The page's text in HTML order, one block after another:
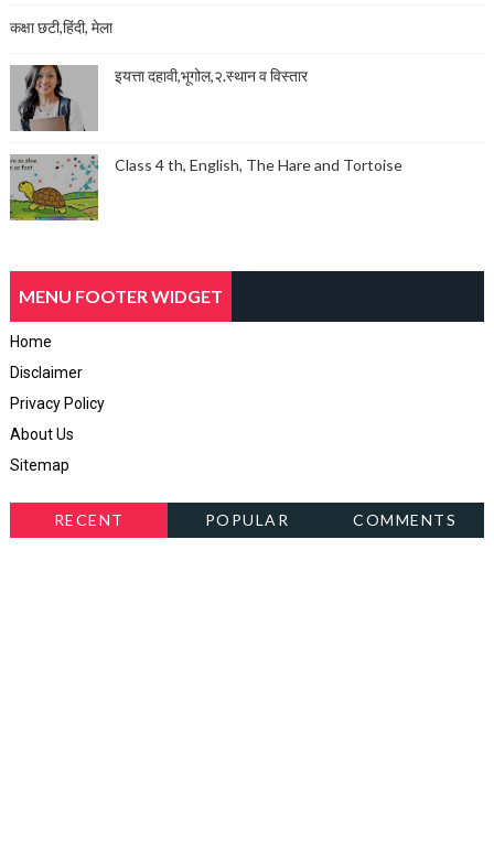
कक्षा छटी,हिंदी, मेला
इयत्ता दहावी,भूगोल,२.स्थान व विस्तार
Class 4 th, English, The Hare and Tortoise
MENU FOOTER WIDGET
Home
Disclaimer
Privacy Policy
About Us
Sitemap
RECENT POPULAR COMMENTS